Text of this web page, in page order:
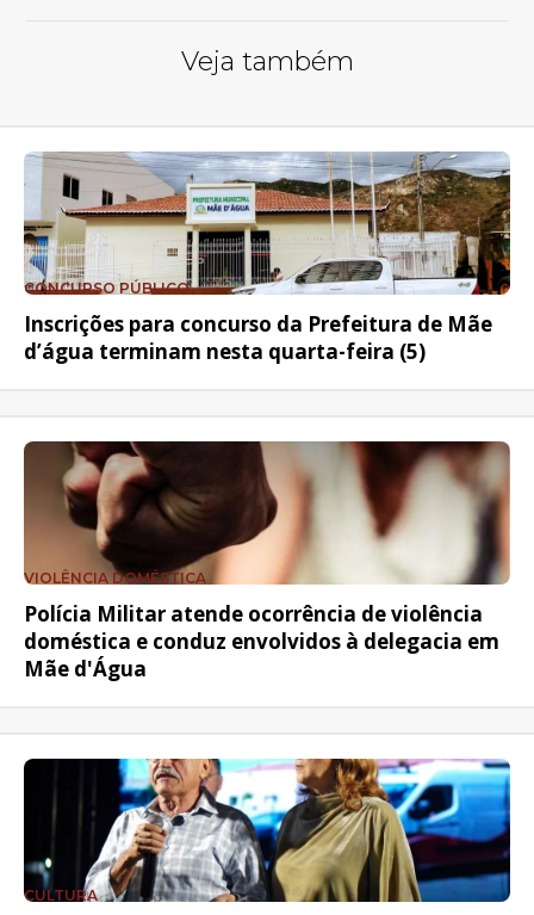
Veja também
CONCURSO PÚBLICO
Inscrições para concurso da Prefeitura de Mãe
d’água terminam nesta quarta-feira (5)
VIOLÊNCIA DOMÉSTICA
Polícia Militar atende ocorrência de violência
doméstica e conduz envolvidos à delegacia em
Mãe d'Água
CULTURA